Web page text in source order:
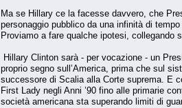
Ma se Hillary ce la facesse davvero, che
personaggio pubblico da una infinità di
Proviamo a fare qualche ipotesi, collegando
Hillary Clinton sarà - per vocazione - un
proprio segno sull’America, prima che sul
successore di Scalia alla Corte suprema. E
First Lady negli Anni ’90 fino alle primarie
società americana sta superando limiti di